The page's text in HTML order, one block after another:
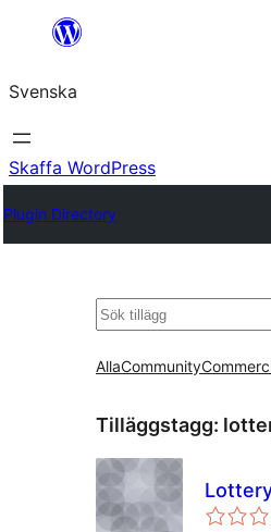
Hoppa
innehåll
Svenska
Skaffa WordPress
Plugin Directory
Sök
AllaCommunity
Tilläggstagg: